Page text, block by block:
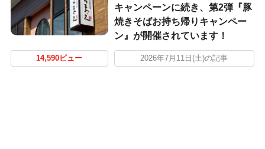
キャンペーンに続き、第2弾『豚
焼きそばお持ち帰りキャンペー
ン』が開催されています！
14,590ビュー 2026年7月11日(土)の記事